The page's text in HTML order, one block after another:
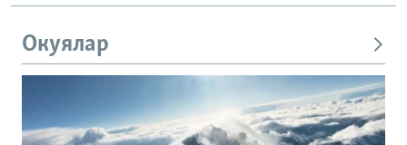
Окуялар